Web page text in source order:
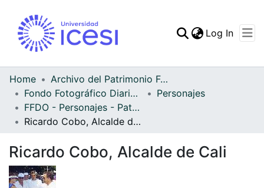
Statistics
Log In
Home
Archivo del Patrimonio Fotográfico y Fílmico del Valle del Cauca
Fondo Fotográfico Diario Occidente
Personajes
FFDO - Personajes - Patrimonial
Ricardo Cobo, Alcalde de Cali
Ricardo Cobo, Alcalde de Cali